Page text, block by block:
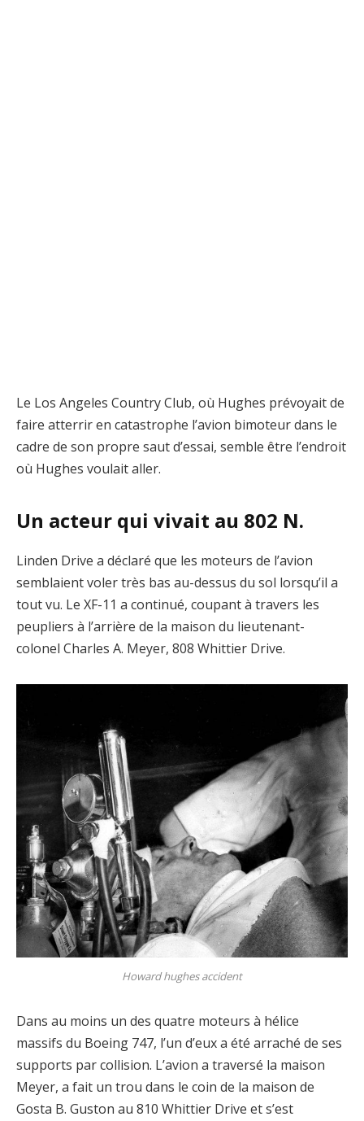
Le Los Angeles Country Club, où Hughes prévoyait de
faire atterrir en catastrophe l’avion bimoteur dans le
cadre de son propre saut d’essai, semble être l’endroit
où Hughes voulait aller.
Un acteur qui vivait au 802 N.
Linden Drive a déclaré que les moteurs de l’avion
semblaient voler très bas au-dessus du sol lorsqu’il a
tout vu. Le XF-11 a continué, coupant à travers les
peupliers à l’arrière de la maison du lieutenant-
colonel Charles A. Meyer, 808 Whittier Drive.
Howard hughes accident
Dans au moins un des quatre moteurs à hélice
massifs du Boeing 747, l’un d’eux a été arraché de ses
supports par collision. L’avion a traversé la maison
Meyer, a fait un trou dans le coin de la maison de
Gosta B. Guston au 810 Whittier Drive et s’est